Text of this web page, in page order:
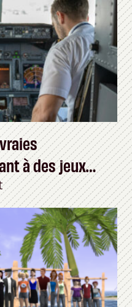
à des jeux